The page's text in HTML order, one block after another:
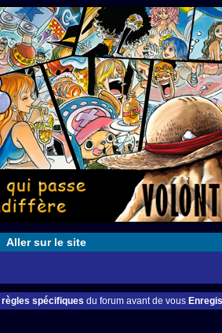
Aller sur le site
règles spécifiques du forum avant de vous